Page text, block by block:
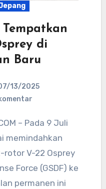
di
Baru
13/2025
memindahkan
V-22 Osprey
Force (GSDF) ke
permanen ini